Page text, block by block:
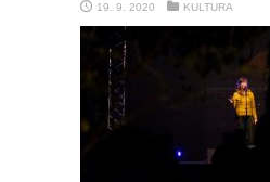
19. 9. 2020 KULTURA